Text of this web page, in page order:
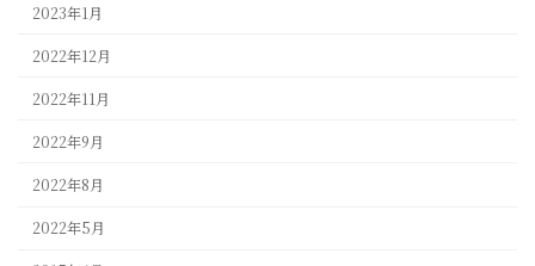
2023年1月
2022年12月
2022年11月
2022年9月
2022年8月
2022年5月